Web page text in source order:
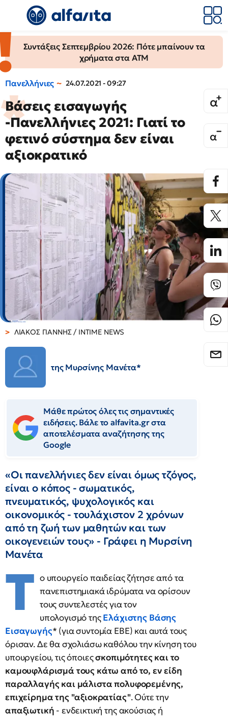
Συντάξεις Σεπτεμβρίου 2026: Πότε μπαίνουν τα
χρήματα στα ΑΤΜ
Πανελλήνιες 24.07.2021 - 09:27
Βάσεις εισαγωγής
-Πανελλήνιες 2021: Γιατί το
φετινό σύστημα δεν είναι
αξιοκρατικό
ΛΙΑΚΟΣ ΓΙΑΝΝΗΣ / INTIME NEWS
της Μυρσίνης Μανέτα*
Μάθε πρώτος όλες τις σημαντικές
ειδήσεις. Βάλε το alfavita.gr στα
αποτελέσματα αναζήτησης της
Google
«Οι πανελλήνιες δεν είναι όμως τζόγος,
είναι ο κόπος - σωματικός,
πνευματικός, ψυχολογικός και
οικονομικός - τουλάχιστον 2 χρόνων
από τη ζωή των μαθητών και των
οικογενειών τους» - Γράφει η Μυρσίνη
Μανέτα
Τ ο υπουργείο παιδείας ζήτησε από τα
πανεπιστημιακά ιδρύματα να ορίσουν
τους συντελεστές για τον
υπολογισμό τηςΕλάχιστης Βάσης
Εισαγωγής* (για συντομία ΕΒΕ) και αυτά τους
όρισαν. Δε θα σχολιάσω καθόλου την κίνηση του
υπουργείου, τις όποιεςσκοπιμότητες και το
καμουφλάρισμά τους κάτω από το, εν είδη
παραλλαγής και μάλιστα πολυφορεμένης,
επιχείρημα της "αξιοκρατίας". Ούτε την
απαξιωτική - ενδεικτική της ακούσιας ή